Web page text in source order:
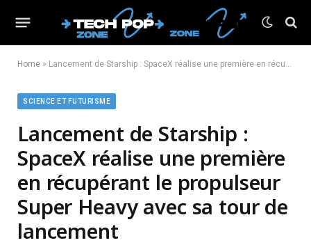
Home » Lancement de Starship : SpaceX réalise une première en récupérant le propulseur Super Heavy avec sa tour de lancement
SCIENCE ET FUTURISME
Lancement de Starship :
SpaceX réalise une première
en récupérant le propulseur
Super Heavy avec sa tour de
lancement